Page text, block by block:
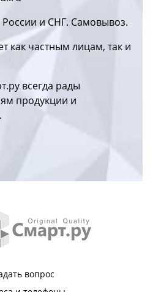
России и СНГ. Самовывоз.
как частным лицам, так и
всегда рады
продукции и
вопрос